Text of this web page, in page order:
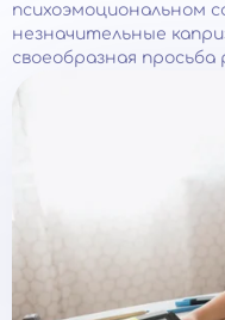
психоэмоциональном
незначительные
своеобразная просьба